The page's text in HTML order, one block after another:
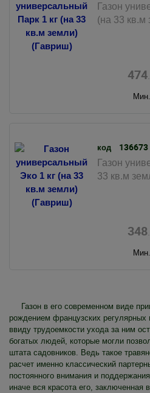
Газон
(на 33 кв.м
474
код 136673
Газон
33 кв.м
348
Газон в его современном виде
рождением французских регулярных
ввиду трудоемкости ухода за ним
богатых людей, которые могли
штата садовников. Ведь такое
расчет именно классический
постоянного внимания и
иначе вся красота его, заключенная